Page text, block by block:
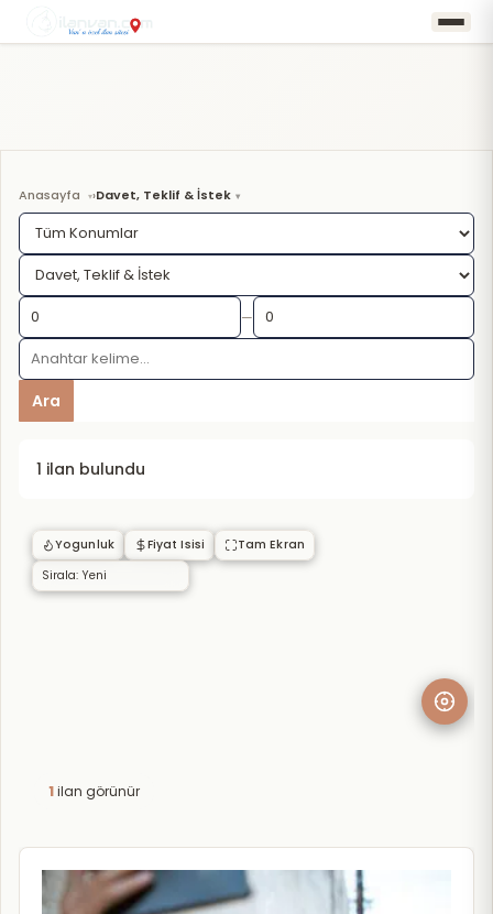
Anasayfa ›Davet, Teklif & İstek
—
Ara
1 ilan bulundu
1ilan görünür
Yogunluk Fiyat Isisi Tam Ekran